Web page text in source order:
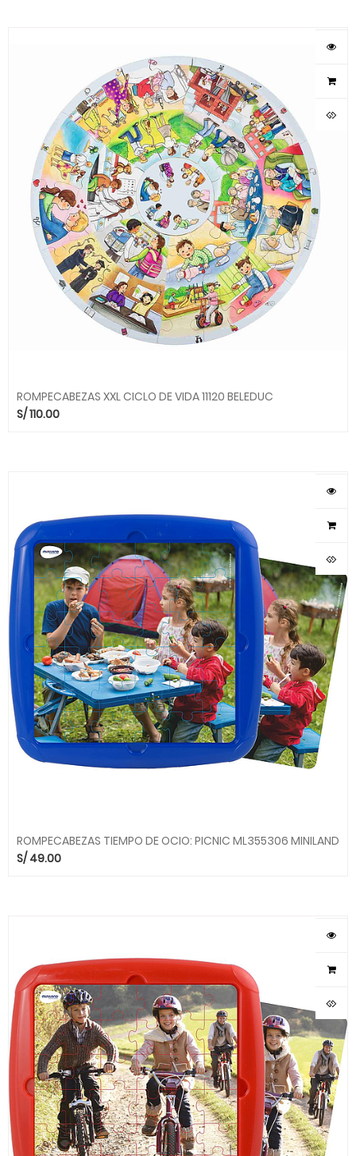
ROMPECABEZAS XXL CICLO DE VIDA 11120 BELEDUC
S/110.00
ROMPECABEZAS TIEMPO DE OCIO: PICNIC ML355306 MINILAND
S/49.00